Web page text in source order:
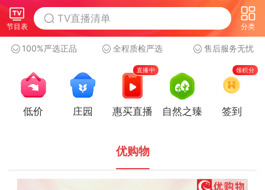
节目表 分类
100%严选正品 全程质检严选 售后服务无忧
低价 庄园
直播中
惠买直播 自然之臻
领积分
签到
优购物